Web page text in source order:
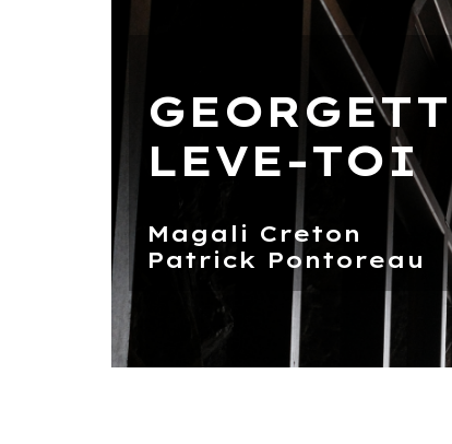
LEVE-TOI
Magali Creton
Patrick Pontoreau